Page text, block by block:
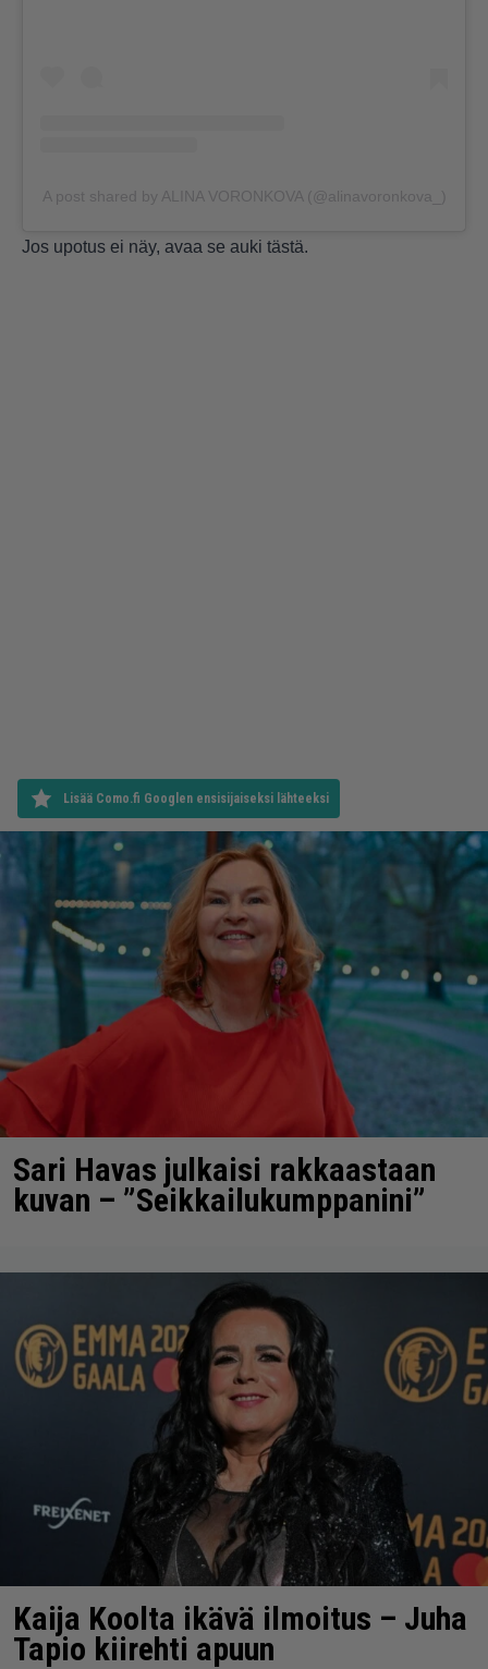
A post shared by ALINA VORONKOVA (@alinavoronkova_)
Jos upotus ei näy, avaa se auki tästä.
Lisää Como.fi Googlen ensisijaiseksi lähteeksi
Sari Havas julkaisi rakkaastaan
kuvan – ”Seikkailukumppanini”
Kaija Koolta ikävä ilmoitus – Juha
Tapio kiirehti apuun